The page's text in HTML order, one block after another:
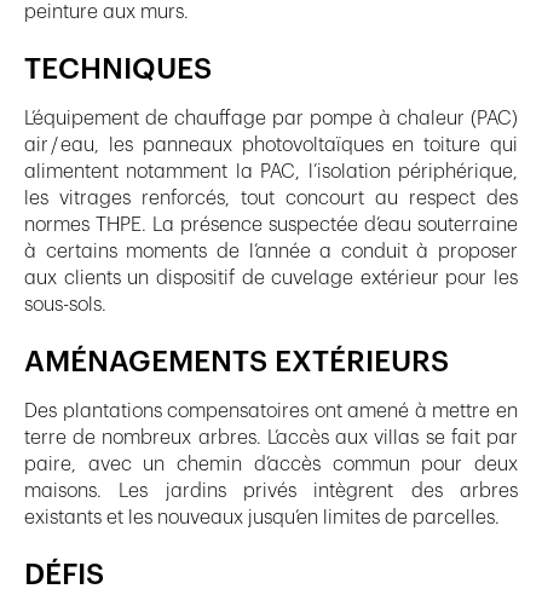
peinture aux murs.
TECHNIQUES
L’équipement de chauffage par pompe à chaleur (PAC)
air / eau, les panneaux photovoltaïques en toiture qui
alimentent notamment la PAC, l’isolation périphérique,
les vitrages renforcés, tout concourt au respect des
normes THPE. La présence suspectée d’eau souterraine
à certains moments de l’année a conduit à proposer
aux clients un dispositif de cuvelage extérieur pour les
sous-sols.
AMÉNAGEMENTS EXTÉRIEURS
Des plantations compensatoires ont amené à mettre en
terre de nombreux arbres. L’accès aux villas se fait par
paire, avec un chemin d’accès commun pour deux
maisons. Les jardins privés intègrent des arbres
existants et les nouveaux jusqu’en limites de parcelles.
DÉFIS